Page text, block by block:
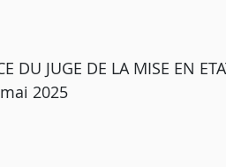
DU JUGE DE LA MISE EN
2025